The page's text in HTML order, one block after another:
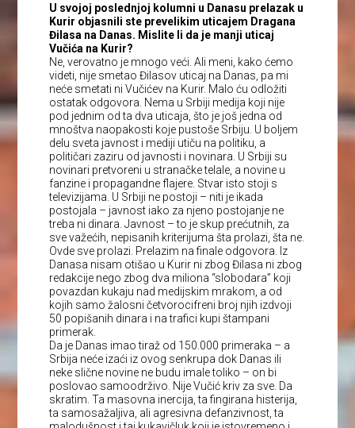
U svojoj poslednjoj kolumni u Danasu prelazak u
Kurir objasnili ste prevelikim uticajem Dragana
Đilasa na Danas. Mislite li da je manji uticaj
Vučića na Kurir?
Ne, verovatno je mnogo veći. Ali meni, kako ćemo
videti, nije smetao Đilasov uticaj na Danas, pa mi
neće smetati ni Vučićev na Kurir. Malo ću odložiti
ostatak odgovora. Nema u Srbiji medija koji nije
pod jednim od ta dva uticaja, što je još jedna od
mnoštva naopakosti koje pustoše Srbiju. U boljem
delu sveta javnost i mediji utiču na politiku, a
političari zaziru od javnosti i novinara. U Srbiji su
novinari pretvoreni u stranačke telale, a novine u
fanzine i propagandne flajere. Stvar isto stoji s
televizijama. U Srbiji ne postoji – niti je ikada
postojala – javnost iako za njeno postojanje ne
treba ni dinara. Javnost – to je skup prećutnih, za
sve važećih, nepisanih kriterijuma šta prolazi, šta ne.
Ovde sve prolazi. Prelazim na finale odgovora. Iz
Danasa nisam otišao u Kurir ni zbog Đilasa ni zbog
redakcije nego zbog dva miliona “slobodara” koji
povazdan kukaju nad medijskim mrakom, a od
kojih samo žalosni četvorocifreni broj njih izdvoji
50 popišanih dinara i na trafici kupi štampani
primerak.
Da je Danas imao tiraž od 150.000 primeraka – a
Srbija neće izaći iz ovog senkrupa dok Danas ili
neke slične novine ne budu imale toliko – on bi
poslovao samoodrživo. Nije Vučić kriv za sve. Da
skratim. Ta masovna inercija, ta fingirana histerija,
ta samosažaljiva, ali agresivna defanzivnost, ta